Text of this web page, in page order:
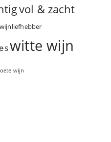
vol & zacht
wijnliefhebber
witte wijn
wijn